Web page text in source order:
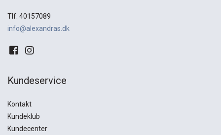
Tlf: 40157089
info@alexandras.dk
Kundeservice
Kontakt
Kundeklub
Kundecenter